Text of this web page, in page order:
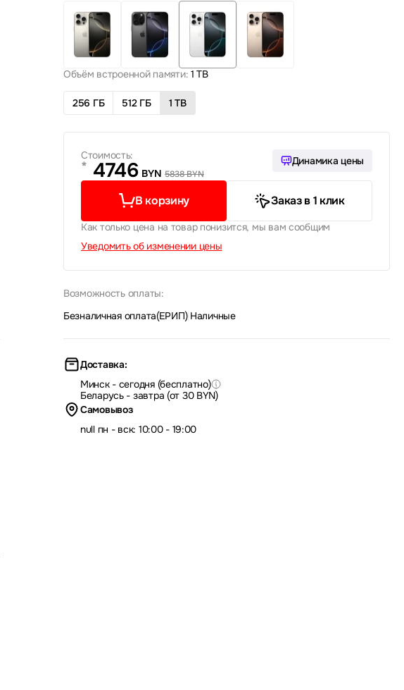
Объём встроенной памяти: 1 TB
256 ГБ 512 ГБ 1 TB
Стоимость:
* 4746 BYN 5838 BYN
Динамика цены
В корзину Заказ в 1 клик
Как только цена на товар понизится, мы вам сообщим
Уведомить об изменении цены
Возможность оплаты:
Безналичная оплата(ЕРИП)| Наличные
Доставка:
Минск - сегодня (бесплатно)
Беларусь - завтра (от 30 BYN)
Самовывоз
null пн - вск: 10:00 - 19:00